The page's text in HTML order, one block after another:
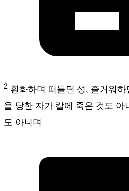
2 훤화하며 떠들던 성, 즐거워
을 당한 자가 칼에 죽은 것도 아
도 아니며